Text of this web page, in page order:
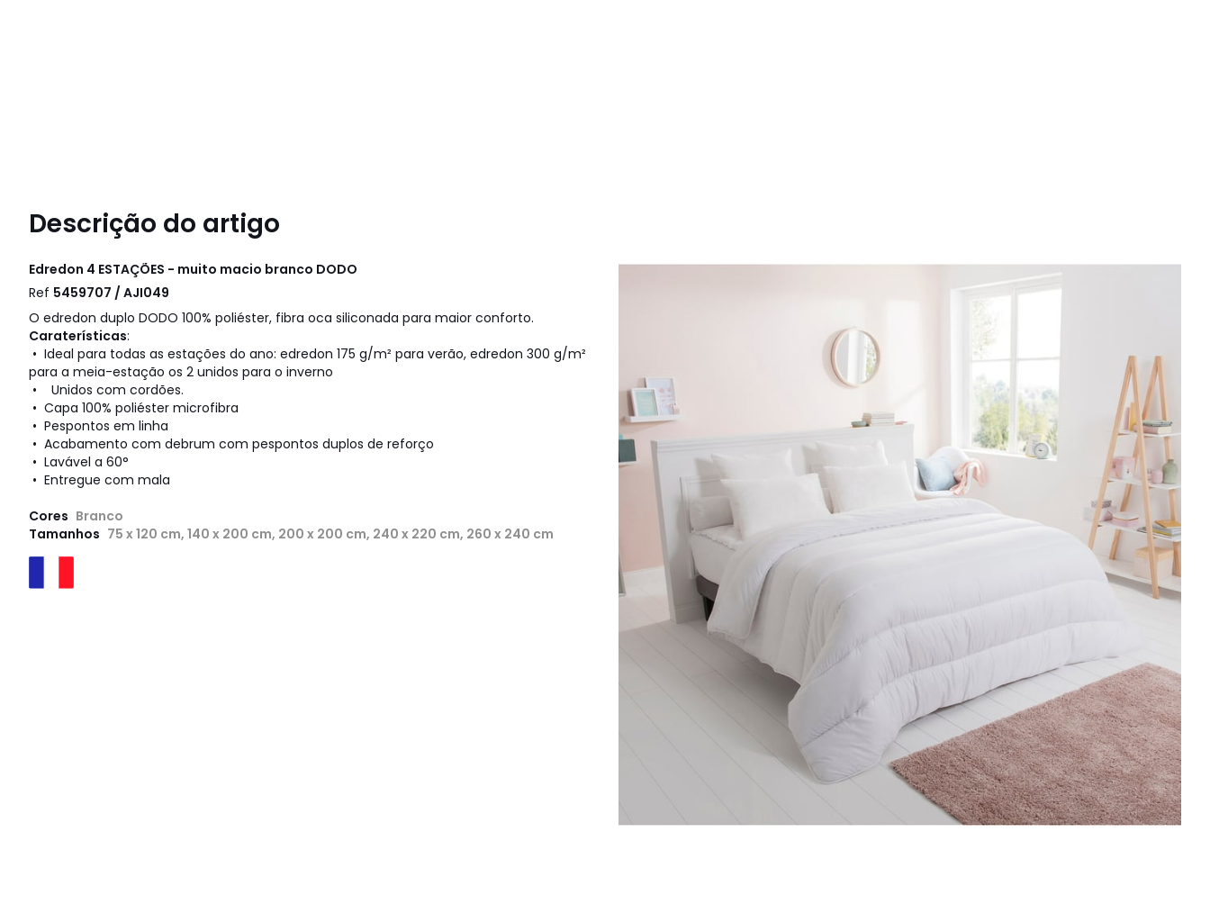
Descrição do artigo
Edredon 4 ESTAÇÕES - muito macio branco DODO
Ref 5459707 / AJI049
O edredon duplo DODO 100% poliéster, fibra oca siliconada para maior conforto.
Caraterísticas:
• Ideal para todas as estações do ano: edredon 175 g/m² para verão, edredon 300 g/m²
para a meia-estação os 2 unidos para o inverno
• Unidos com cordões.
• Capa 100% poliéster microfibra
• Pespontos em linha
• Acabamento com debrum com pespontos duplos de reforço
• Lavável a 60°
• Entregue com mala
Cores Branco
Tamanhos 75 x 120 cm, 140 x 200 cm, 200 x 200 cm, 240 x 220 cm, 260 x 240 cm